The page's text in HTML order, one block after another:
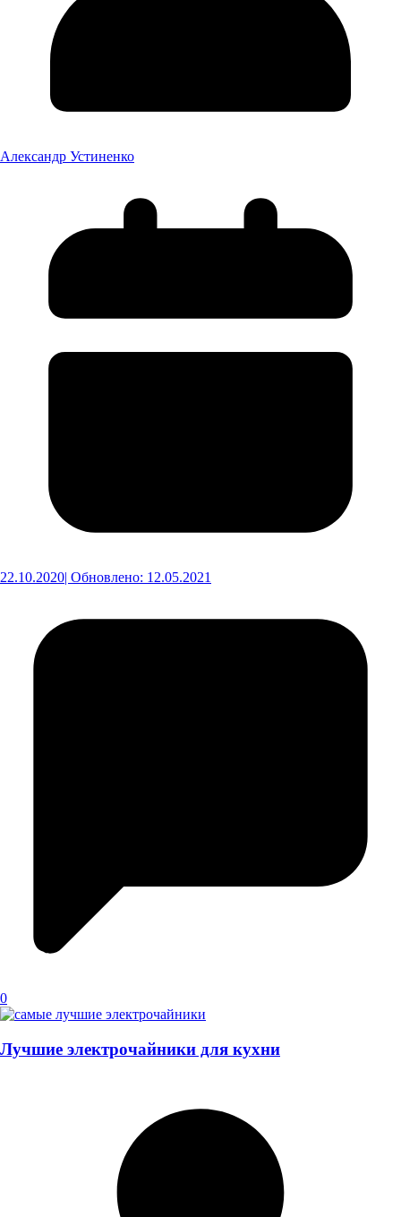
Александр Устиненко
22.10.2020| Обновлено: 12.05.2021
0
Лучшие электрочайники для кухни